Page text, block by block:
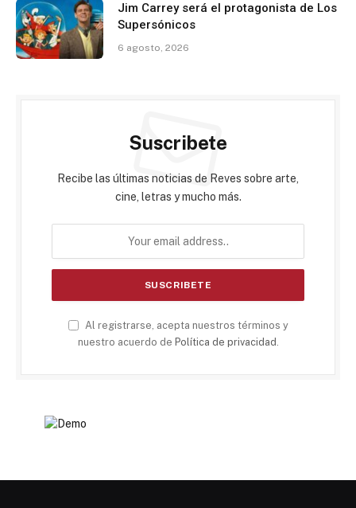
Jim Carrey será el protagonista de Los
Supersónicos
6 agosto, 2026
Suscribete
Recibe las últimas noticias de Reves sobre arte,
cine, letras y mucho más.
Al registrarse, acepta nuestros términos y
nuestro acuerdo de Política de privacidad .